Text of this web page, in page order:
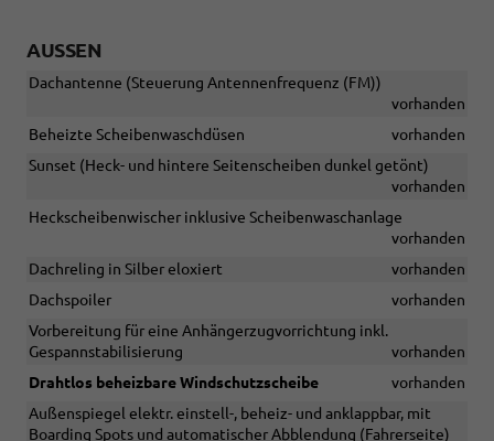
AUSSEN
Dachantenne (Steuerung Antennenfrequenz (FM))
vorhanden
Beheizte Scheibenwaschdüsen
vorhanden
Sunset (Heck- und hintere Seitenscheiben dunkel getönt)
vorhanden
Heckscheibenwischer inklusive Scheibenwaschanlage
vorhanden
Dachreling in Silber eloxiert
vorhanden
Dachspoiler
vorhanden
Vorbereitung für eine Anhängerzugvorrichtung inkl.
Gespannstabilisierung
vorhanden
Drahtlos beheizbare Windschutzscheibe
vorhanden
Außenspiegel elektr. einstell-, beheiz- und anklappbar, mit
Boarding Spots und automatischer Abblendung (Fahrerseite)